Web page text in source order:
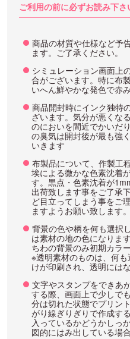
ご利用の前に必ずお読み下さ
商品の材質や仕様など予
ます。ご了承ください。
シミュレーション画面上
合がございます。特に布
いへん鮮やかな発色で赤
商品開封時にインク独特
ざいます。気分が悪くな
のにおいを間近でかいだ
の臭気は開封後が最も強
いきます
布製品について、作製工
埃による微かな色素沈着
す。黒点・色素沈着が
出荷致します事をご了承
ど目立ってしまう事をご
ますようお願い致します。
背景の色や柄を何も選択
は素材の地の色になりま
ちわの背景のみ初期カラー
※透明素材のものは、何
けが印刷され、透明には
文字やスタンプをできあ
する際、画面上で少しで
分は切れた状態でプリン
がり線ぎりぎりで作成す
入っているかどうかしっ
図的にはみ出している場